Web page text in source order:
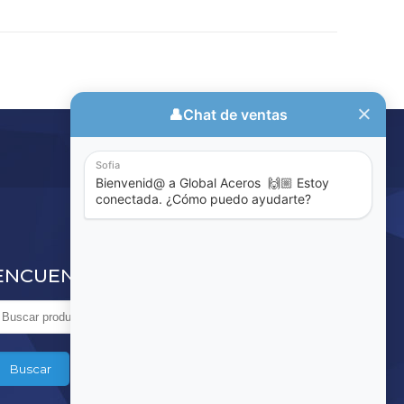
LO QUE BUSCA
Buscar